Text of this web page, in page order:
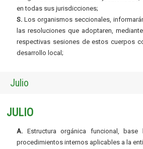
en todas sus jurisdicciones;
S. Los organismos seccionales,
las resoluciones que adoptaren,
respectivas sesiones de estos cuerpos
desarrollo local;
Julio
JULIO
A. Estructura orgánica funcional,
procedimientos internos aplicables a la